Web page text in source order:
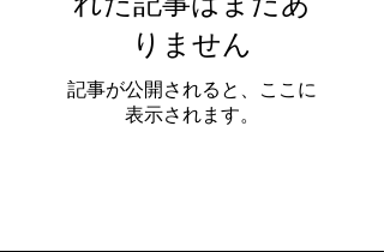
りません
記事が公開されると、ここに
表示されます。